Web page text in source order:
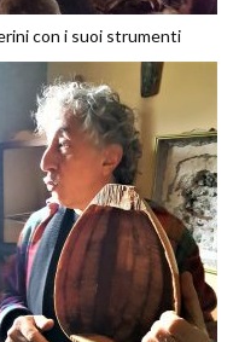
con i suoi strumenti